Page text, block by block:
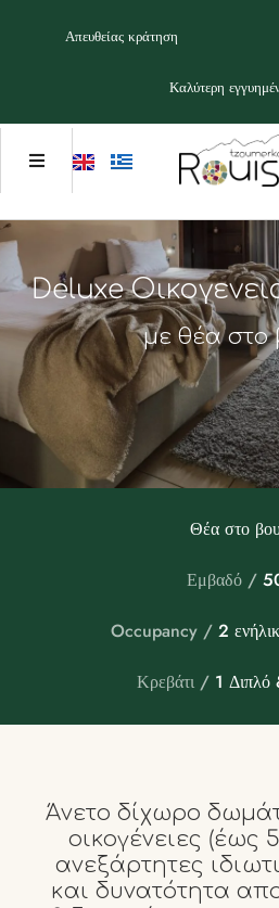
Απευθείας κράτηση
Καλύτερη
Deluxe
με θέα στο
Θέα στο
Εμβαδό /
Occupancy / 2
Κρεβάτι / 1
Άνετο δίχωρο
οικογένειες (έως
ανεξάρτητες
και δυνατότητα